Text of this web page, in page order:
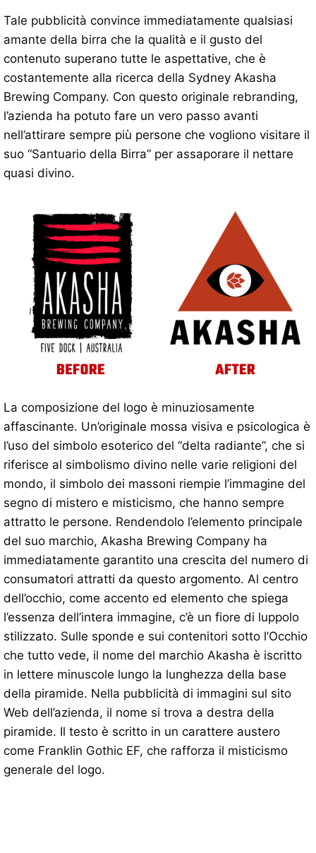
Tale pubblicità convince immediatamente qualsiasi
amante della birra che la qualità e il gusto del
contenuto superano tutte le aspettative, che è
costantemente alla ricerca della Sydney Akasha
Brewing Company. Con questo originale rebranding,
l’azienda ha potuto fare un vero passo avanti
nell’attirare sempre più persone che vogliono visitare il
suo “Santuario della Birra” per assaporare il nettare
quasi divino.
La composizione del logo è minuziosamente
affascinante. Un’originale mossa visiva e psicologica è
l’uso del simbolo esoterico del “delta radiante”, che si
riferisce al simbolismo divino nelle varie religioni del
mondo, il simbolo dei massoni riempie l’immagine del
segno di mistero e misticismo, che hanno sempre
attratto le persone. Rendendolo l’elemento principale
del suo marchio, Akasha Brewing Company ha
immediatamente garantito una crescita del numero di
consumatori attratti da questo argomento. Al centro
dell’occhio, come accento ed elemento che spiega
l’essenza dell’intera immagine, c’è un fiore di luppolo
stilizzato. Sulle sponde e sui contenitori sotto l’Occhio
che tutto vede, il nome del marchio Akasha è iscritto
in lettere minuscole lungo la lunghezza della base
della piramide. Nella pubblicità di immagini sul sito
Web dell’azienda, il nome si trova a destra della
piramide. Il testo è scritto in un carattere austero
come Franklin Gothic EF, che rafforza il misticismo
generale del logo.